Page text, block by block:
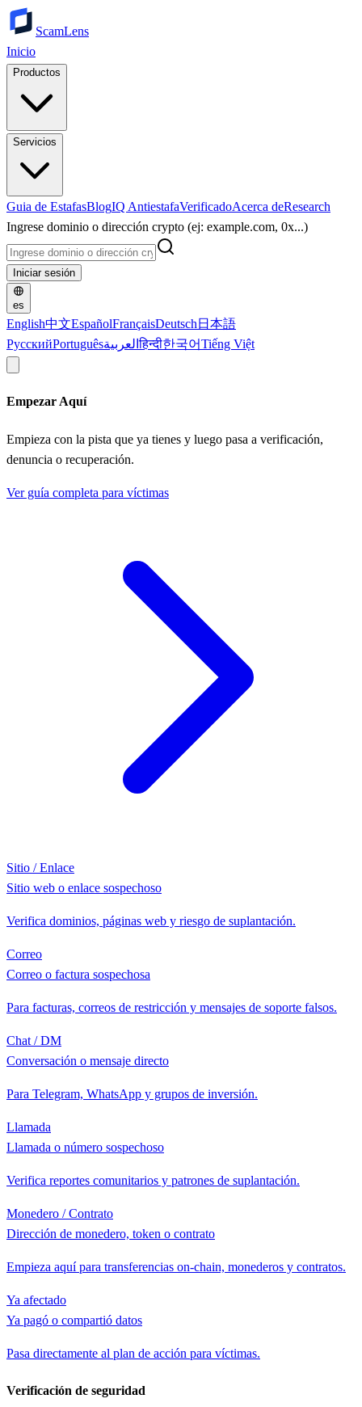
ScamLens
Inicio
Productos
Servicios
Guia de EstafasBlogIQ AntiestafaVerificadoAcerca deResearch
Ingrese dominio o dirección crypto (ej: example.com, 0x...)
Iniciar sesión
es
English中文EspañolFrançaisDeutsch 日本語
РусскийPortuguêsالعربيةहिन्दी한국어Tiếng Việt
Empezar Aquí
Empieza con la pista que ya tienes y luego pasa a verificación,
denuncia o recuperación.
Ver guía completa para víctimas
Sitio / Enlace
Sitio web o enlace sospechoso
Verifica dominios, páginas web y riesgo de suplantación.
Correo
Correo o factura sospechosa
Para facturas, correos de restricción y mensajes de soporte falsos.
Chat / DM
Conversación o mensaje directo
Para Telegram, WhatsApp y grupos de inversión.
Llamada
Llamada o número sospechoso
Verifica reportes comunitarios y patrones de suplantación.
Monedero / Contrato
Dirección de monedero, token o contrato
Empieza aquí para transferencias on-chain, monederos y contratos.
Ya afectado
Ya pagó o compartió datos
Pasa directamente al plan de acción para víctimas.
Verificación de seguridad